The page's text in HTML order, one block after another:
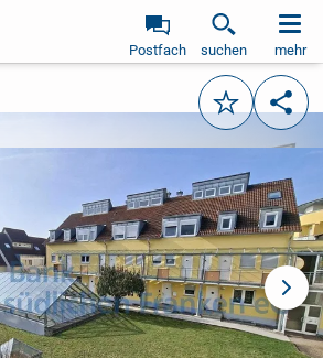
Postfach suchen mehr
Merken